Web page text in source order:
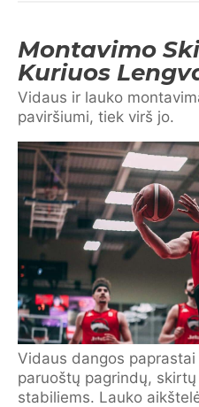
Montavimo
Kuriuos
Vidaus ir lauko
paviršiumi, tiek virš jo.
Vidaus dangos
paruoštų pagrindų,
stabiliems. Lauko